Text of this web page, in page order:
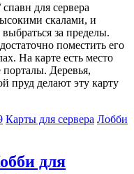
для сервера
скалами, и
за пределы.
поместить его
На карте есть место
Деревья,
пруд делают эту карту
Карты для сервера Лобби
для